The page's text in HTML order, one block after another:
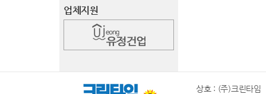
업체지원
상호 : (주)크린타